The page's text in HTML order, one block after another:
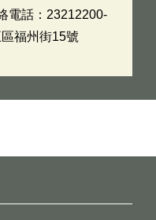
電話：23212200-
福州街15號